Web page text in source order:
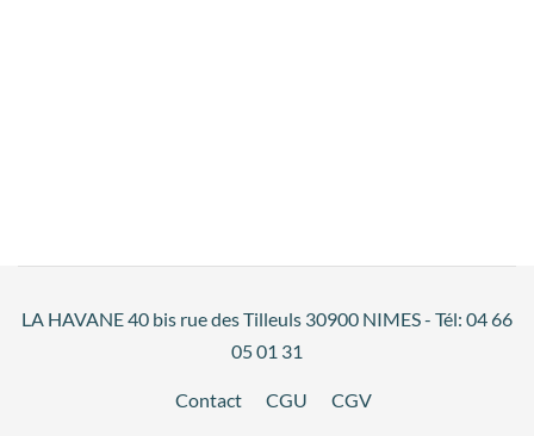
LA HAVANE 40 bis rue des Tilleuls 30900 NIMES - Tél: 04 66
05 01 31
Contact CGU CGV